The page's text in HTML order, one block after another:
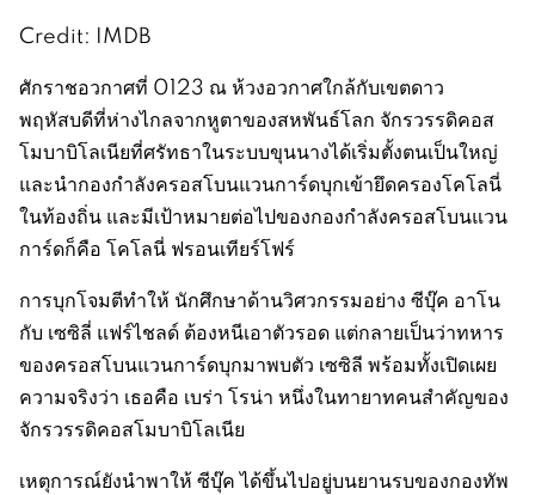
Credit: IMDB
ศักราชอวกาศที่ 0123 ณ ห้วงอวกาศใกล้กับเขตดาว
พฤหัสบดีที่ห่างไกลจากหูตาของสหพันธ์โลก จักรวรรดิคอส
โมบาบิโลเนียที่ศรัทธาในระบบขุนนางได้เริ่มตั้งตนเป็นใหญ่
และนำกองกำลังครอสโบนแวนการ์ดบุกเข้ายึดครองโคโลนี่
ในท้องถิ่น และมีเป้าหมายต่อไปของกองกำลังครอสโบนแวน
การ์ดก็คือ โคโลนี่ ฟรอนเทียร์โฟร์
การบุกโจมตีทำให้ นักศึกษาด้านวิศวกรรมอย่าง ซีบุ๊ค อาโน
กับ เซซิลี่ แฟร์ไชลด์ ต้องหนีเอาตัวรอด แต่กลายเป็นว่าทหาร
ของครอสโบนแวนการ์ดบุกมาพบตัว เซซิลี พร้อมทั้งเปิดเผย
ความจริงว่า เธอคือ เบร่า โรน่า หนึ่งในทายาทคนสำคัญของ
จักรวรรดิคอสโมบาบิโลเนีย
เหตุการณ์ยังนำพาให้ ซีบุ๊ค ได้ขึ้นไปอยู่บนยานรบของกองทัพ